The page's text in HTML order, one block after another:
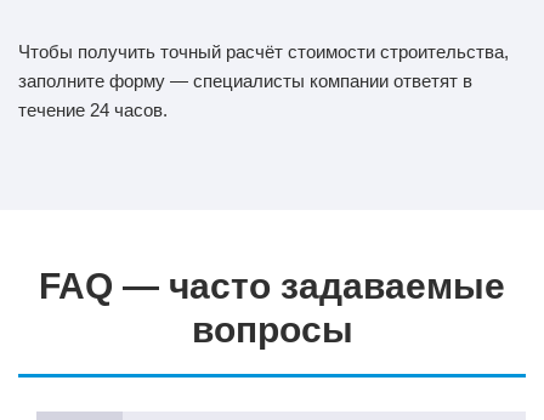
Чтобы получить точный расчёт стоимости строительства,
заполните форму — специалисты компании ответят в
течение 24 часов.
FAQ — часто задаваемые
вопросы